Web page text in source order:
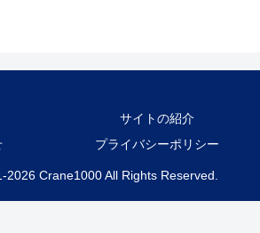
サイトの紹介
プライバシーポリシー
2026 Crane1000 All Rights Reserved.